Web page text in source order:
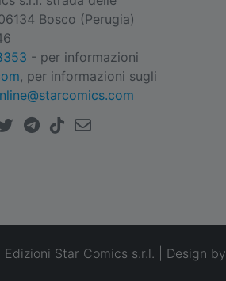
Bosco (Perugia)
- per informazioni
, per informazioni sugli
Star Comics s.r.l. | Design by